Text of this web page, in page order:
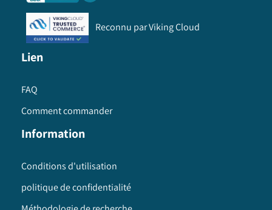
Reconnu par Viking Cloud
Lien
FAQ
Comment commander
Information
Conditions d'utilisation
politique de confidentialité